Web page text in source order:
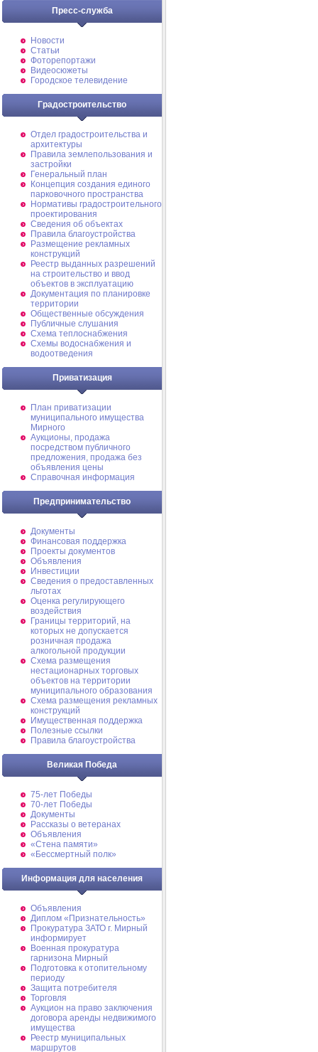
Пресс-служба
Новости
Статьи
Фоторепортажи
Видеосюжеты
Городское телевидение
Градостроительство
Отдел градостроительства и
архитектуры
Правила землепользования и
застройки
Генеральный план
Концепция создания единого
парковочного пространства
Нормативы градостроительного
проектирования
Сведения об объектах
Правила благоустройства
Размещение рекламных
конструкций
Реестр выданных разрешений
на строительство и ввод
объектов в эксплуатацию
Документация по планировке
территории
Общественные обсуждения
Публичные слушания
Схема теплоснабжения
Схемы водоснабжения и
водоотведения
Приватизация
План приватизации
муниципального имущества
Мирного
Аукционы, продажа
посредством публичного
предложения, продажа без
объявления цены
Справочная информация
Предпринимательство
Документы
Финансовая поддержка
Проекты документов
Объявления
Инвестиции
Сведения о предоставленных
льготах
Оценка регулирующего
воздействия
Границы территорий, на
которых не допускается
розничная продажа
алкогольной продукции
Схема размещения
нестационарных торговых
объектов на территории
муниципального образования
Схема размещения рекламных
конструкций
Имущественная поддержка
Полезные ссылки
Правила благоустройства
Великая Победа
75-лет Победы
70-лет Победы
Документы
Рассказы о ветеранах
Объявления
«Стена памяти»
«Бессмертный полк»
Информация для населения
Объявления
Диплом «Признательность»
Прокуратура ЗАТО г. Мирный
информирует
Военная прокуратура
гарнизона Мирный
Подготовка к отопительному
периоду
Защита потребителя
Торговля
Аукцион на право заключения
договора аренды недвижимого
имущества
Реестр муниципальных
маршрутов